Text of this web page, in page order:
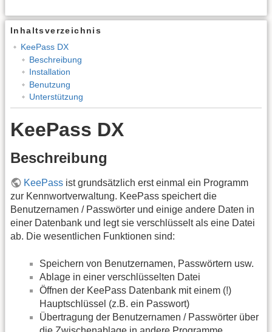
Inhaltsverzeichnis
KeePass DX
Beschreibung
Installation
Benutzung
Unterstützung
KeePass DX
Beschreibung
KeePass ist grundsätzlich erst einmal ein Programm
zur Kennwortverwaltung. KeePass speichert die
Benutzernamen / Passwörter und einige andere Daten in
einer Datenbank und legt sie verschlüsselt als eine Datei
ab. Die wesentlichen Funktionen sind:
Speichern von Benutzernamen, Passwörtern usw.
Ablage in einer verschlüsselten Datei
Öffnen der KeePass Datenbank mit einem (!)
Hauptschlüssel (z.B. ein Passwort)
Übertragung der Benutzernamen / Passwörter über